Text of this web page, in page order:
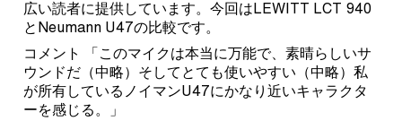
広い読者に提供しています。今回はLEWITT LCT 940
とNeumann U47の比較です。
コメント 「このマイクは本当に万能で、素晴らしいサ
ウンドだ（中略）そしてとても使いやすい（中略）私
が所有しているノイマンU47にかなり近いキャラクタ
ーを感じる。」